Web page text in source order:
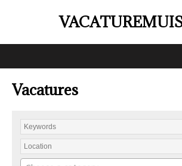
Vacatures